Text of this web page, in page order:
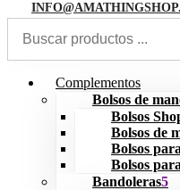
Complementos
Bolsos de
Bolsos
Bolsos de
Bolsos
Bolsos
Bandoleras